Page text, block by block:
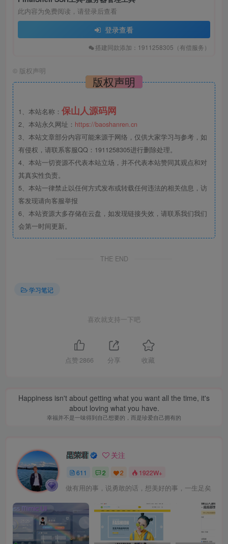
此内容为免费阅读，请登录后查看
登录查看
搭建同款添加：1911258305（有偿服务）
© 版权声明
版权声明
1、本站名称： 保山人源码网
2、本站永久网址： https://baoshanren.cn
3、本站文章部分内容可能来源于网络，仅供大家学习与参考，如
有侵权，请联系客服QQ：1911258305进行删除处理。
4、本站一切资源不代表本站立场，并不代表本站赞同其观点和对
其真实性负责。
5、本站一律禁止以任何方式发布或转载任何违法的相关信息，访
客发现请向客服举报
6、本站资源大多存储在云盘，如发现链接失效，请联系我们我们
会第一时间更新。
THE END
学习笔记
喜欢就支持一下吧
点赞 2866 分享 收藏
Happiness isn't about getting what you want all the time, it's
about loving what you have.
幸福并不是一味得到自己想要的，而是珍爱自己拥有的
昆荣君 关注
611 2 2 1922W+
做有用的事，说勇敢的话，想美好的事，一生足矣